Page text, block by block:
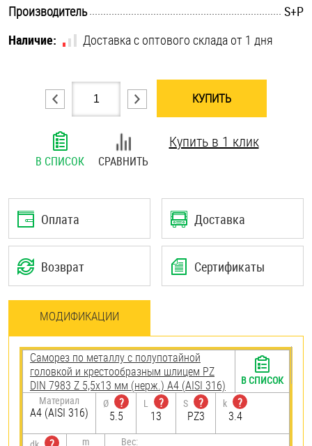
Штифты и пальцы
Производитель
S+P
Наличие:
Доставка с оптового склада от 1 дня
КУПИТЬ
В СПИСОК СРАВНИТЬ
Купить в 1 клик
Оплата Доставка
Возврат Сертификаты
МОДИФИКАЦИИ
Саморез по металлу с полупотайной
головкой и крестообразным шлицем PZ
DIN 7983 Z 5,5х13 мм (нерж.) A4 (AISI 316)
Материал
A4 (AISI 316)
Ø
?
5.5
L
?
13
S
?
PZ3
k
?
3.4
m Вес:
В СПИСОК